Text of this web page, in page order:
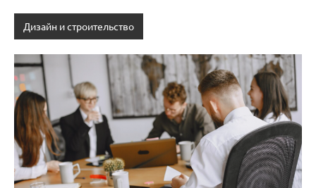
Дизайн и строительство